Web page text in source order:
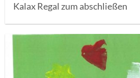
Kalax Regal zum abschließen